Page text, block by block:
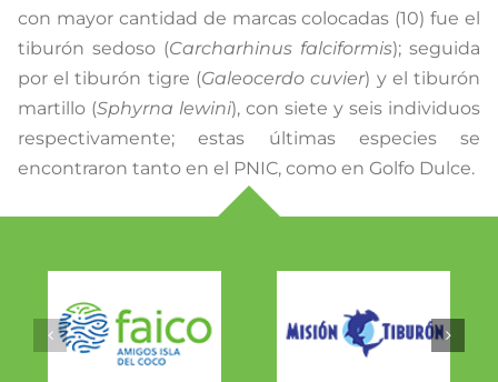
con mayor cantidad de marcas colocadas (10) fue el
tiburón sedoso (Carcharhinus falciformis); seguida
por el tiburón tigre (Galeocerdo cuvier) y el tiburón
martillo (Sphyrna lewini), con siete y seis individuos
respectivamente; estas últimas especies se
encontraron tanto en el PNIC, como en Golfo Dulce.